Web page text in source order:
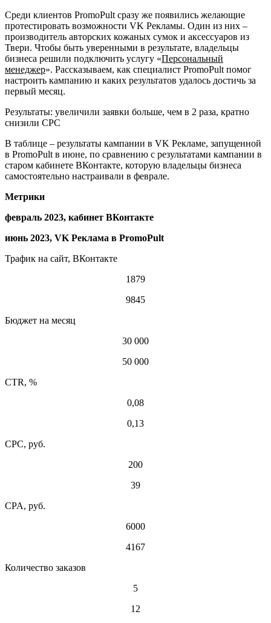
Среди клиентов PromoPult сразу же появились желающие
протестировать возможности VK Рекламы. Один из них –
производитель авторских кожаных сумок и аксессуаров из
Твери. Чтобы быть уверенными в результате, владельцы
бизнеса решили подключить услугу «Персональный
менеджер». Рассказываем, как специалист PromoPult помог
настроить кампанию и каких результатов удалось достичь за
первый месяц.
Результаты: увеличили заявки больше, чем в 2 раза, кратно
снизили CPC
В таблице – результаты кампании в VK Рекламе, запущенной
в PromoPult в июне, по сравнению с результатами кампании в
старом кабинете ВКонтакте, которую владельцы бизнеса
самостоятельно настраивали в феврале.
Метрики
февраль 2023, кабинет ВКонтакте
июнь 2023, VK Реклама в PromoPult
Трафик на сайт, ВКонтакте
1879
9845
Бюджет на месяц
30 000
50 000
CTR, %
0,08
0,13
CPC, руб.
200
39
CPA, руб.
6000
4167
Количество заказов
5
12